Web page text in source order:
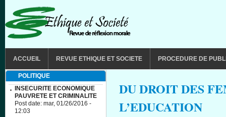
ACCUEIL REVUE ETHIQUE ET SOCIETE PROCEDURE DE
DU DROIT DES
L’EDUCATION
POLITIQUE
INSECURITE ECONOMIQUE
PAUVRETE ET CRIMINALITE
Post date: mar, 01/26/2016 -
12:03